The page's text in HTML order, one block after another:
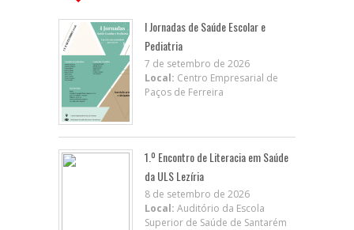
I Jornadas de Saúde Escolar e
Pediatria
7 de setembro de 2026
Local: Centro Empresarial de
Paços de Ferreira
1.º Encontro de Literacia em Saúde
da ULS Lezíria
8 de setembro de 2026
Local: Auditório da Escola
Superior de Saúde de Santarém